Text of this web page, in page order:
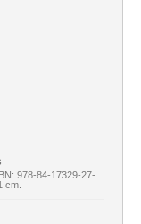
978-84-17329-27-
cm.